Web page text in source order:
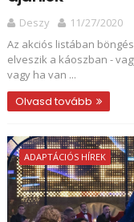
Deszy
11/27/2020
Az akciós listában
elveszik a káoszban -
vagy ha van ...
Olvasd tovább
ADAPTÁCIÓS HÍREK